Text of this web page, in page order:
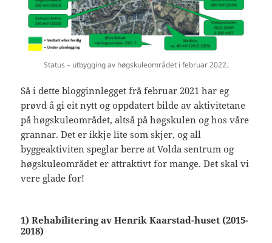
Status – utbygging av høgskuleområdet i februar 2022.
Så i dette blogginnlegget frå februar 2021 har eg
prøvd å gi eit nytt og oppdatert bilde av aktivitetane
på høgskuleområdet, altså på høgskulen og hos våre
grannar. Det er ikkje lite som skjer, og all
byggeaktiviten speglar berre at Volda sentrum og
høgskuleområdet er attraktivt for mange. Det skal vi
vere glade for!
1) Rehabilitering av Henrik Kaarstad-huset (2015-
2018)